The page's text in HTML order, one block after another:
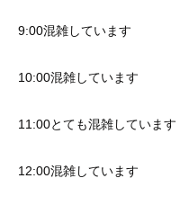
9:00混雑しています
10:00混雑しています
11:00とても混雑しています
12:00混雑しています